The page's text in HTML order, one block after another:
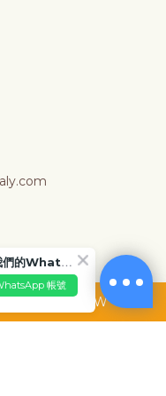
BUY NOW
歡迎訂閱我們的WhatsApp Business 帳號
帳號